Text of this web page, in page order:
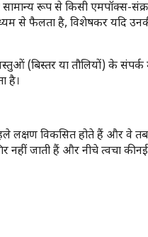
रूप से किसी एमपॉक्स-
से फैलता है, विशेषकर यदि
वस्तुओं (बिस्तर या तौलियों) के
है।
लक्षण विकसित होते हैं और वे
जाती हैं और नीचे त्वचा की